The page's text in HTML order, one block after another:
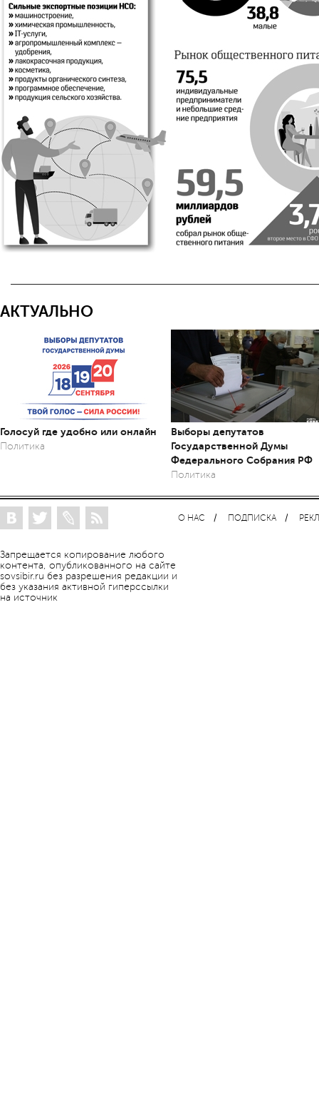
АКТУАЛЬНО
Голосуй где удобно или онлайн
Политика
Выборы депутатов
Государственной Думы
Федерального Собрания РФ
Политика
Запрещается копирование любого
контента, опубликованного на сайте
sovsibir.ru без разрешения редакции и
без указания активной гиперссылки
на источник
О НАС ПОДПИСКА